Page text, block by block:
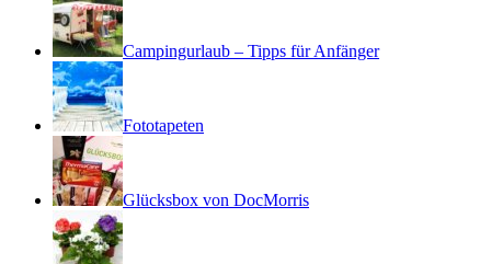
Campingurlaub – Tipps für Anfänger
Fototapeten
Glücksbox von DocMorris